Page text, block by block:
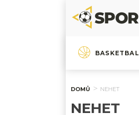
BASKETBAL
DOMŮ NEHET
NEHET